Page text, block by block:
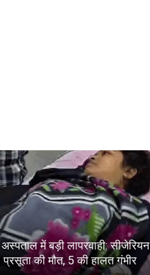
में बड़ी लापरवाही: सीजेरियन
प्रसूता की मौत, 5 की हालत गंभीर